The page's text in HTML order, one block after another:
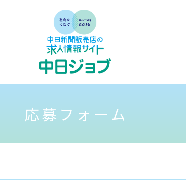
応募フォーム